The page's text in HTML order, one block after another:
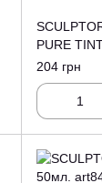
PURE
204 грн